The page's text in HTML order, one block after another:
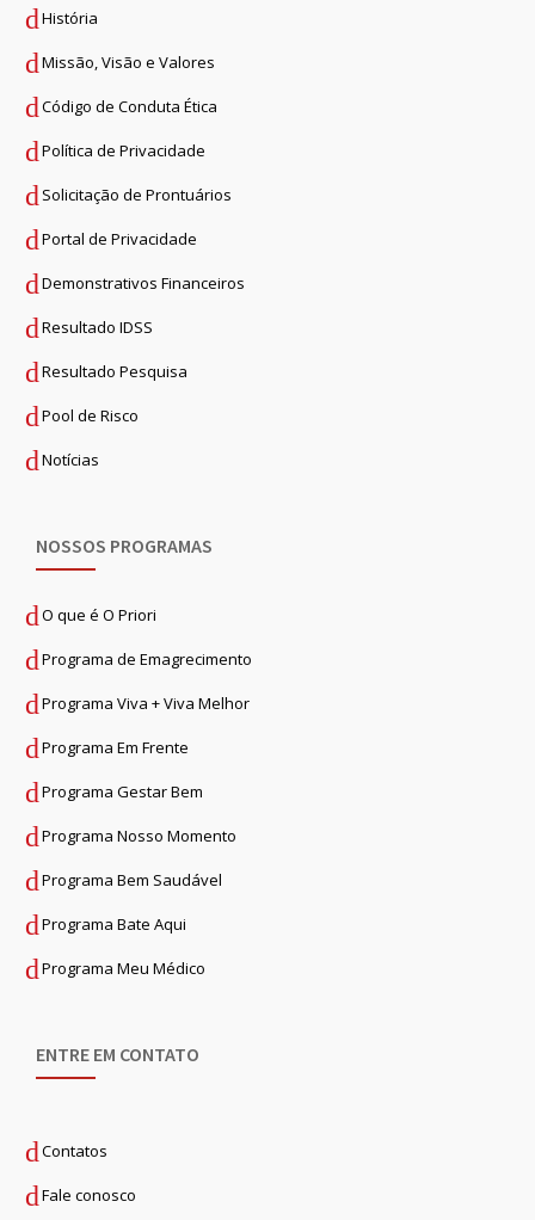
História
Missão, Visão e Valores
Código de Conduta Ética
Política de Privacidade
Solicitação de Prontuários
Portal de Privacidade
Demonstrativos Financeiros
Resultado IDSS
Resultado Pesquisa
Pool de Risco
Notícias
NOSSOS PROGRAMAS
O que é O Priori
Programa de Emagrecimento
Programa Viva + Viva Melhor
Programa Em Frente
Programa Gestar Bem
Programa Nosso Momento
Programa Bem Saudável
Programa Bate Aqui
Programa Meu Médico
ENTRE EM CONTATO
Contatos
Fale conosco